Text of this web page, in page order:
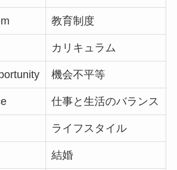
教育制度
カリキュラム
機会不平等
仕事と生活のバランス
ライフスタイル
結婚